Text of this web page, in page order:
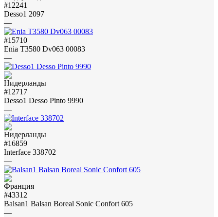
#12241
Desso1 2097
—
#15710
Enia T3580 Dv063 00083
—
#12717
Desso1 Desso Pinto 9990
—
#16859
Interface 338702
—
#43312
Balsan1 Balsan Boreal Sonic Confort 605
—